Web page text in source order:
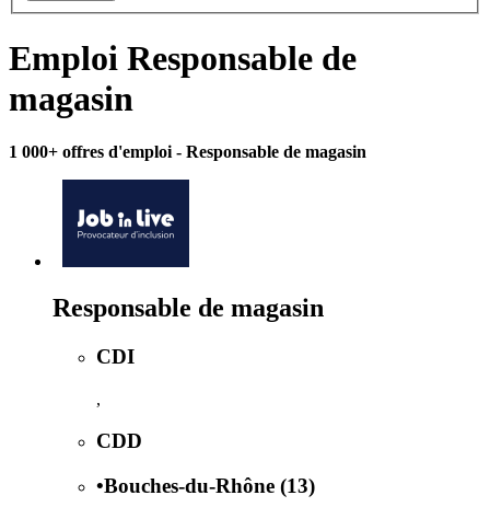
Emploi Responsable de
magasin
1 000+ offres d'emploi - Responsable de magasin
Responsable de magasin
CDI
,
CDD
•Bouches-du-Rhône (13)